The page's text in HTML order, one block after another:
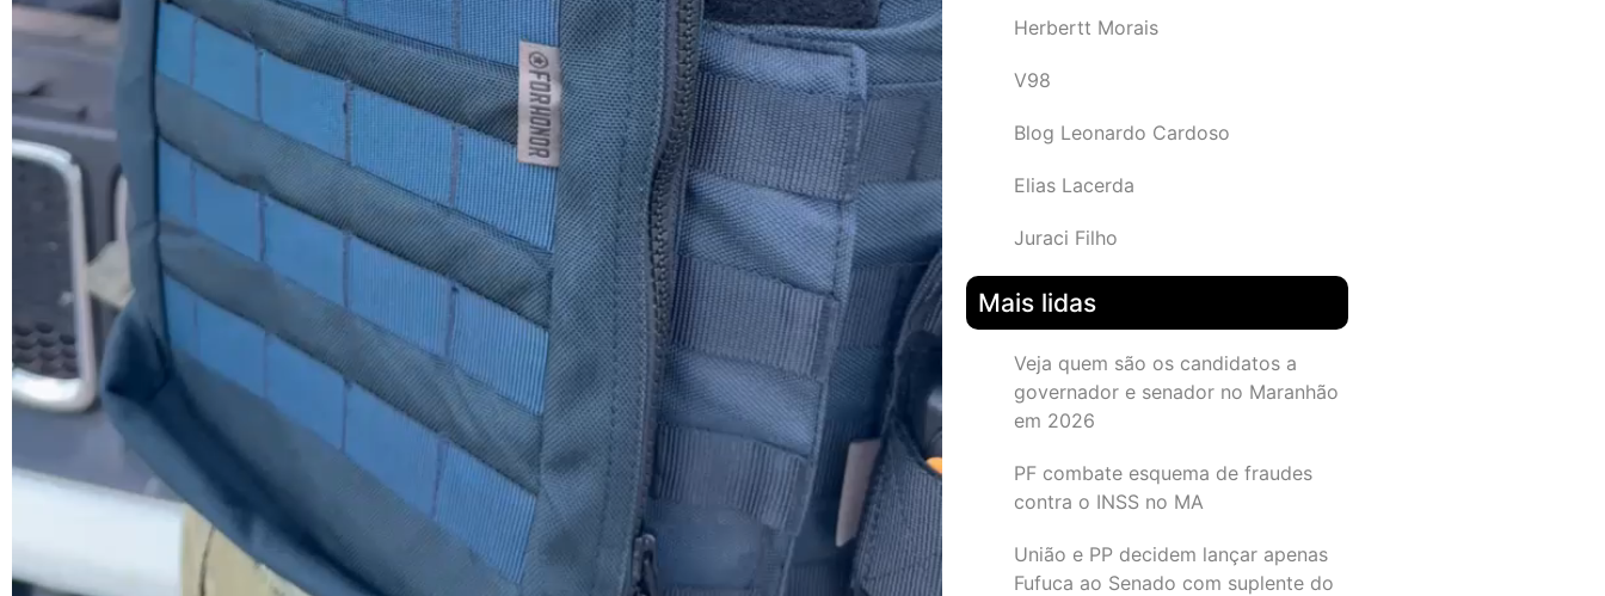
Herbertt Morais
V98
Blog Leonardo Cardoso
Elias Lacerda
Juraci Filho
Mais lidas
Veja quem são os candidatos a
governador e senador no Maranhão
em 2026
PF combate esquema de fraudes
contra o INSS no MA
União e PP decidem lançar apenas
Fufuca ao Senado com suplente do